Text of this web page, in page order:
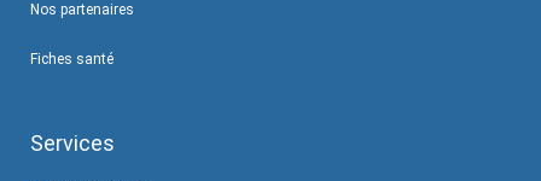
Nos partenaires
Fiches santé
Services